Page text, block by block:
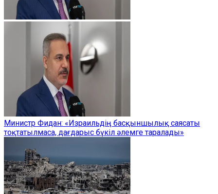
Министр Фидан: «Израильдің басқыншылық саясаты
тоқтатылмаса, дағдарыс бүкіл әлемге таралады»